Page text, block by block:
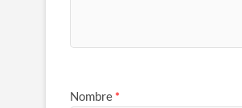
Nombre *